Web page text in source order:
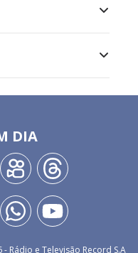
DIA
- Rádio e Televisão Record S.A